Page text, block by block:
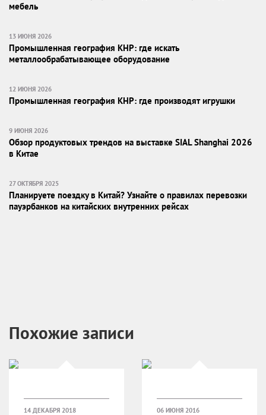
мебель
13 ИЮНЯ 2026
Промышленная география КНР: где искать
металлообрабатывающее оборудование
12 ИЮНЯ 2026
Промышленная география КНР: где производят игрушки
9 ИЮНЯ 2026
Обзор продуктовых трендов на выставке SIAL Shanghai 2026
в Китае
27 ОКТЯБРЯ 2025
Планируете поездку в Китай? Узнайте о правилах перевозки
пауэрбанков на китайских внутренних рейсах
Похожие записи
14 ДЕКАБРЯ 2018 06 ИЮНЯ 2016